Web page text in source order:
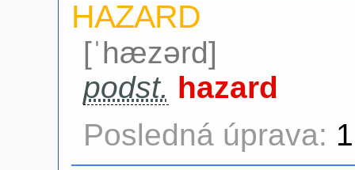
HAZARD
[ˈhæzərd]
podst. hazard
Posledná úprava: